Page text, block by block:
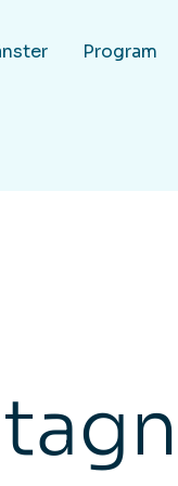
Program